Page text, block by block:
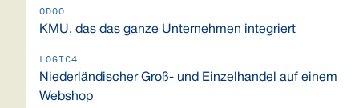
KMU, das das ganze Unternehmen integriert
Niederländischer Groß- und Einzelhandel auf einem
Webshop